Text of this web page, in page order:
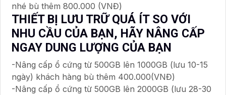
nhé bù thêm 800.000 (VNĐ)
THIẾT BỊ LƯU TRỮ QUÁ ÍT SO VỚI
NHU CẦU CỦA BẠN, HÃY NÂNG CẤP
NGAY DUNG LƯỢNG CỦA BẠN
-Nâng cấp ổ cứng từ 500GB lên 1000GB (lưu 10-15
ngày) khách hàng bù thêm 400.000(VNĐ)
-Nâng cấp ổ cứng từ 500GB lên 2000GB (lưu 28-30